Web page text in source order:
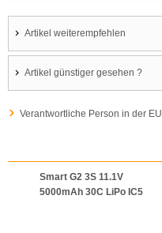
Artikel weiterempfehlen
Artikel günstiger gesehen ?
Verantwortliche Person in der EU
Smart G2 3S 11.1V
5000mAh 30C LiPo IC5